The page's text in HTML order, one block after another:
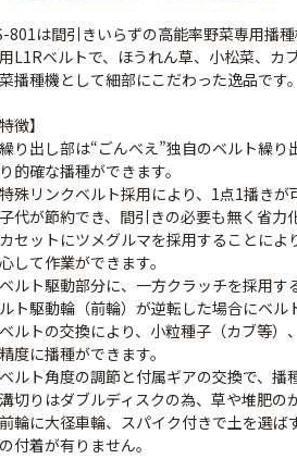
部品 L1R
ごんべえ部品 エン
ドレスベルト
801は間引きいらずの高能率野菜専用播種
L1Rベルトで、ほうれん草、小松菜、カ
播種機として細部にこだわった逸品です。
特徴】
り出し部は“ごんべえ”独自のベルト繰り
的確な播種ができます。
殊リンクベルト採用により、1点1播きが
代が節約でき、間引きの必要も無く省力
セットにツメグルマを採用することによ
して作業ができます。
ルト駆動部分に、一方クラッチを採用す
ト駆動輪（前輪）が逆転した場合にベル
ルトの交換により、小粒種子（カブ等）
度に播種ができます。
ルト角度の調節と付属ギアの交換で、播
切りはダブルディスクの為、草や堆肥の
輪に大径車輪、スパイク付きで土を選ば
付着が有りません。